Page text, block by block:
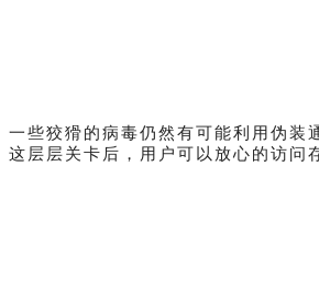
一些狡猾的病毒仍然有可能利用伪装
这层层关卡后，用户可以放心的访问